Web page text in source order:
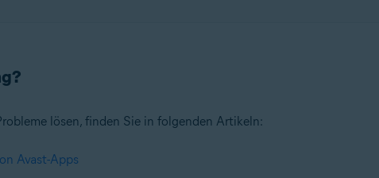
lösen, finden Sie in folgenden Artikeln:
Avast-Apps